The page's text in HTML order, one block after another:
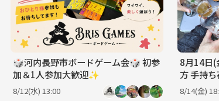
🎲河内長野市ボードゲーム会🎲 初参
加＆1人参加大歓迎✨️
8/12(水) 13:00
8月14日
方 手持
8/14(金)